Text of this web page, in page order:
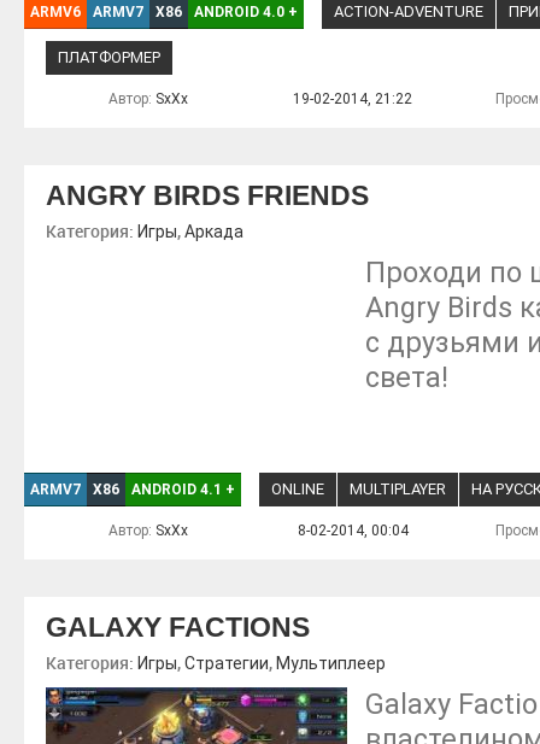
ARMV6 ARMV7 X86 ANDROID 4.0 + ACTION-ADVENTURE
ПЛАТФОРМЕР
Автор: SxXx 19-02-2014, 21:22
ANGRY BIRDS FRIENDS
Категория: Игры,Аркада
Проходи по
Angry Birds
с друзьями
света!
ARMV7 X86 ANDROID 4.1 + ONLINE MULTIPLAYER НА
Автор: SxXx 8-02-2014, 00:04
GALAXY FACTIONS
Категория: Игры,Стратегии, Мультиплеер
Galaxy